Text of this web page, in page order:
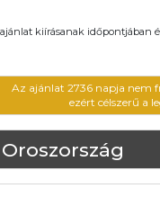
kiírásanak időpontjában
Az ajánlat 2736 napja nem
ezért célszerű a